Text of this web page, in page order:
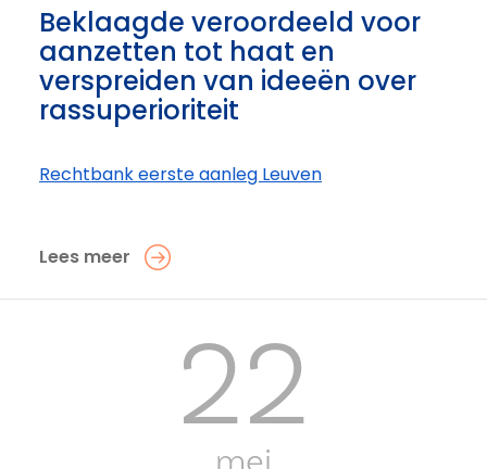
Beklaagde veroordeeld voor
aanzetten tot haat en
verspreiden van ideeën over
rassuperioriteit
Rechtbank eerste aanleg Leuven
Lees meer
22